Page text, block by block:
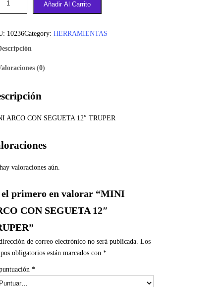
Añadir Al Carrito
10236Category: HERRAMIENTAS
(0)
ARCO CON SEGUETA 12″ TRUPER
valoraciones aún.
el primero en valorar “MINI
CON SEGUETA 12″
de correo electrónico no será publicada. Los
obligatorios están marcados con *
*